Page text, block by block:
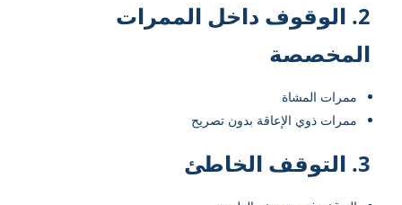
2. الوقوف داخل الممرات
المخصصة
ممرات المشاة
ممرات ذوي الإعاقة بدون تصريح
3. التوقف الخاطئ